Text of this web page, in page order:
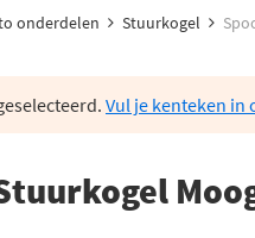
onderdelen Stuurkogel
Vul je kenteken in